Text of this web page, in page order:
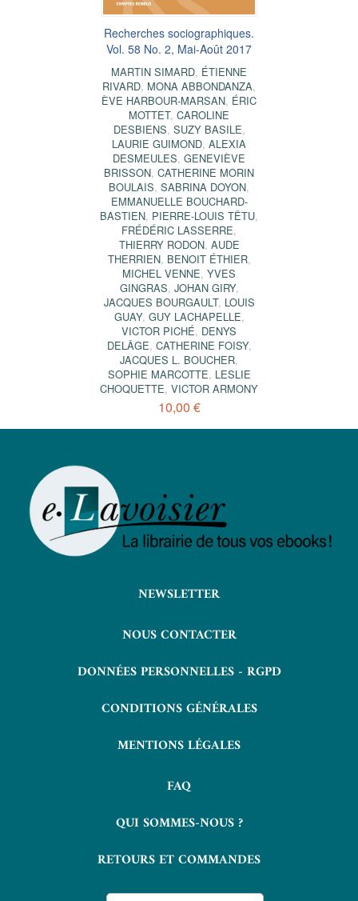
Recherches sociographiques.
Vol. 58 No. 2, Mai-Août 2017
MARTIN SIMARD, ÉTIENNE
RIVARD, MONA ABBONDANZA,
ÈVE HARBOUR-MARSAN, ÉRIC
MOTTET, CAROLINE
DESBIENS, SUZY BASILE,
LAURIE GUIMOND, ALEXIA
DESMEULES, GENEVIÈVE
BRISSON, CATHERINE MORIN
BOULAIS, SABRINA DOYON,
EMMANUELLE BOUCHARD-
BASTIEN, PIERRE-LOUIS TÊTU,
FRÉDÉRIC LASSERRE,
THIERRY RODON, AUDE
THERRIEN, BENOIT ÉTHIER,
MICHEL VENNE, YVES
GINGRAS, JOHAN GIRY,
JACQUES BOURGAULT, LOUIS
GUAY, GUY LACHAPELLE,
VICTOR PICHÉ, DENYS
DELÂGE, CATHERINE FOISY,
JACQUES L. BOUCHER,
SOPHIE MARCOTTE, LESLIE
CHOQUETTE, VICTOR ARMONY
10,00 €
NEWSLETTER
NOUS CONTACTER
DONNÉES PERSONNELLES - RGPD
CONDITIONS GÉNÉRALES
MENTIONS LÉGALES
FAQ
QUI SOMMES-NOUS ?
RETOURS ET COMMANDES